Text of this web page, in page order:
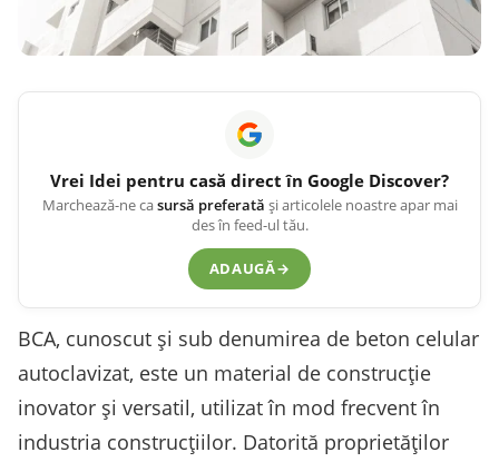
Vrei Idei pentru casă direct în Google Discover?
Marchează-ne casursă preferată și articolele noastre apar mai
des în feed-ul tău.
ADAUGĂ→
BCA, cunoscut și sub denumirea de beton celular
autoclavizat, este un material de construcție
inovator și versatil, utilizat în mod frecvent în
industria construcțiilor. Datorită proprietăților